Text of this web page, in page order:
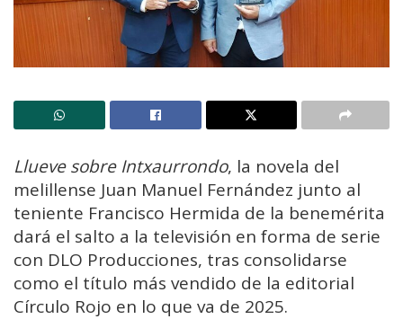
Llueve sobre Intxaurrondo, la novela del
melillense Juan Manuel Fernández junto al
teniente Francisco Hermida de la benemérita
dará el salto a la televisión en forma de serie
con DLO Producciones, tras consolidarse
como el título más vendido de la editorial
Círculo Rojo en lo que va de 2025.